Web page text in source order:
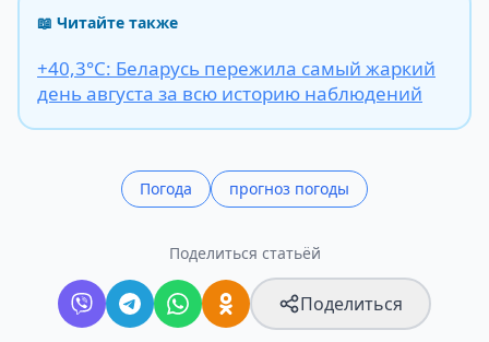
📖 Читайте также
+40,3°С: Беларусь пережила самый жаркий
день августа за всю историю наблюдений
Погода прогноз погоды
Поделиться статьёй
Поделиться